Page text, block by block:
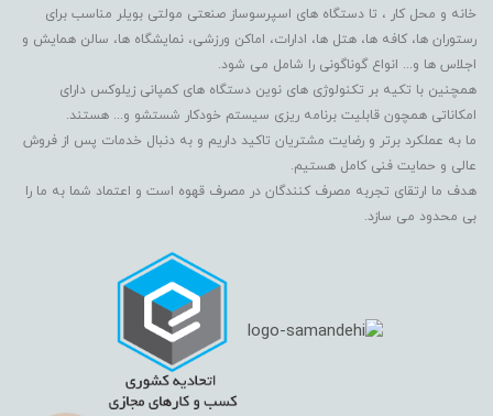
خانه و محل کار ، تا دستگاه های اسپرسوساز صنعتی مولتی بویلر مناسب برای
رستوران ها، کافه ها، هتل ها، ادارات، اماکن ورزشی، نمایشگاه ها، سالن همایش و
اجلاس ها و... انواع گوناگونی را شامل می شود.
همچنین با تکیه بر تکنولوژی های نوین دستگاه های کمپانی زیلوکس دارای
امکاناتی همچون قابلیت برنامه ریزی سیستم خودکار شستشو و... هستند.
ما به عملکرد برتر و رضایت مشتریان تاکید داریم و به دنبال خدمات پس از فروش
عالی و حمایت فنی کامل هستیم.
هدف ما ارتقای تجربه مصرف کنندگان در مصرف قهوه است و اعتماد شما به ما را
بی محدود می سازد.